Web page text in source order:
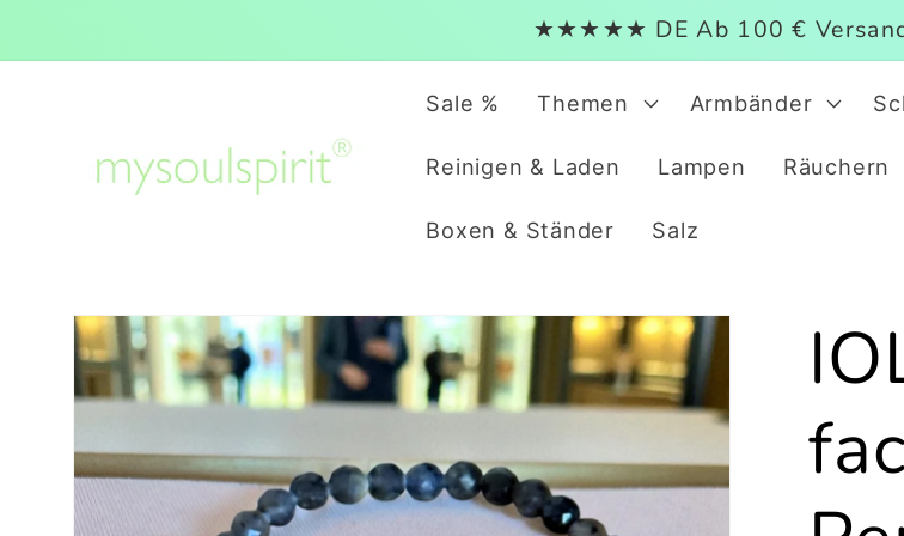
Inhalt
★★★★★ DE Ab 100 €
Sale % Themen Armbänder
Reinigen & Laden Lampen Räuchern
Boxen & Ständer Salz
Produktinformationen
springen